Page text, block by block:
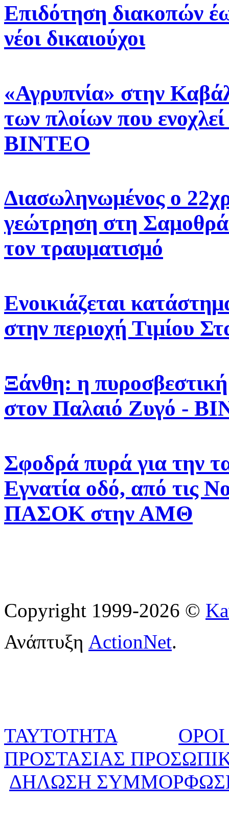
Επιδότηση διακοπών
νέοι δικαιούχοι
«Αγρυπνία» στην
των πλοίων που
ΒΙΝΤΕΟ
Διασωληνωμένος ο
γεώτρηση στη
τον τραυματισμό
Ενοικιάζεται
στην περιοχή Τιμίου
Ξάνθη: η
στον Παλαιό Ζυγό -
Σφοδρά πυρά για την
Εγνατία οδό, από τις
ΠΑΣΟΚ στην ΑΜΘ
Copyright 1999-2026 ©
Ανάπτυξη ActionNet.
ΤΑΥΤΟΤΗΤΑ
ΠΡΟΣΤΑΣΙΑΣ
ΔΗΛΩΣΗ